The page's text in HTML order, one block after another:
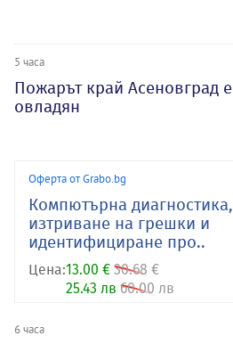
5 часа
Пожарът край Асеновград е
овладян
Оферта от Grabo.bg
Компютърна диагностика,
изтриване на грешки и
идентифициране про..
Цена:13.00 € 30.68 €
25.43 лв 60.00 лв
6 часа